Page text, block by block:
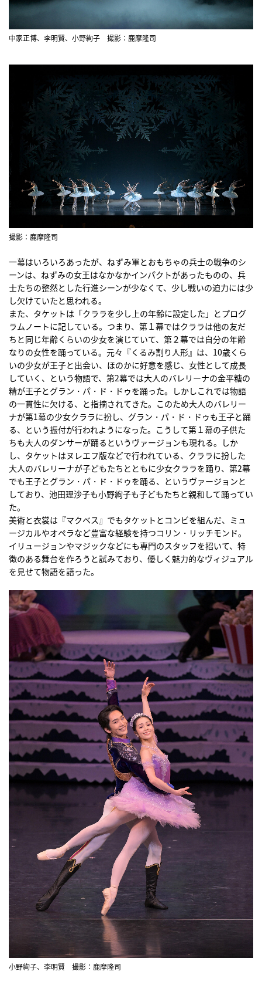
中家正博、李明賢、小野絢子 撮影：鹿摩隆司
撮影：鹿摩隆司
一幕はいろいろあったが、ねずみ軍とおもちゃの兵士の戦争のシ
ーンは、ねずみの女王はなかなかインパクトがあったものの、兵
士たちの整然とした行進シーンが少なくて、少し戦いの迫力には少
し欠けていたと思われる。
また、タケットは「クララを少し上の年齢に設定した」とプログ
ラムノートに記している。つまり、第１幕ではクララは他の友だ
ちと同じ年齢くらいの少女を演じていて、第２幕では自分の年齢
なりの女性を踊っている。元々『くるみ割り人形』は、10歳くら
いの少女が王子と出会い、ほのかに好意を感じ、女性として成長
していく、という物語で、第2幕では大人のバレリーナの金平糖の
精が王子とグラン・パ・ド・ドゥを踊った。しかしこれでは物語
の一貫性に欠ける、と指摘されてきた。このため大人のバレリー
ナが第1幕の少女クララに扮し、グラン・パ・ド・ドゥも王子と踊
る、という振付が行われようになった。こうして第１幕の子供た
ちも大人のダンサーが踊るというヴァージョンも現れる。しか
し、タケットはヌレエフ版などで行われている、クララに扮した
大人のバレリーナが子どもたちとともに少女クララを踊り、第2幕
でも王子とグラン・パ・ド・ドゥを踊る、というヴァージョンと
しており、池田理沙子も小野絢子も子どもたちと親和して踊ってい
た。
美術と衣裳は『マクベス』でもタケットとコンビを組んだ、ミュ
ージカルやオペラなど豊富な経験を持つコリン・リッチモンド。
イリュージョンやマジックなどにも専門のスタッフを招いて、特
徴のある舞台を作ろうと試みており、優しく魅力的なヴィジュアル
を見せて物語を語った。
小野絢子、李明賢 撮影：鹿摩隆司